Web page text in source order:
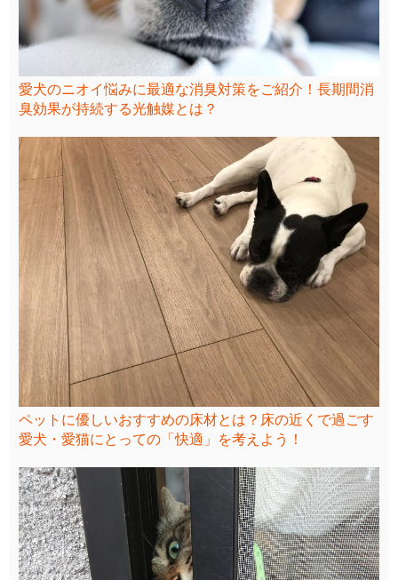
愛犬のニオイ悩みに最適な消臭対策をご紹介！長期間消
臭効果が持続する光触媒とは？
ペットに優しいおすすめの床材とは？床の近くで過ごす
愛犬・愛猫にとっての「快適」を考えよう！